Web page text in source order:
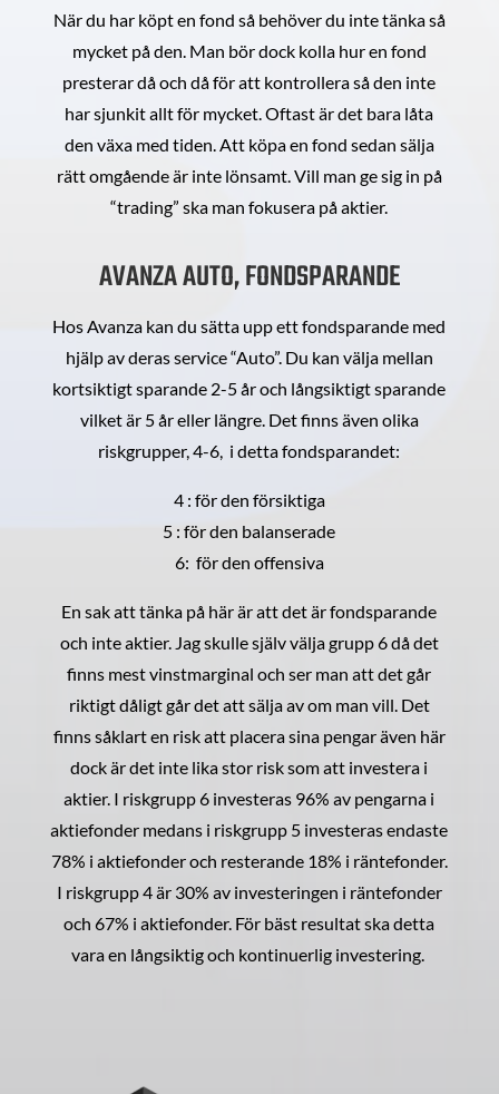
När du har köpt en fond så behöver du inte tänka så
mycket på den. Man bör dock kolla hur en fond
presterar då och då för att kontrollera så den inte
har sjunkit allt för mycket. Oftast är det bara låta
den växa med tiden. Att köpa en fond sedan sälja
rätt omgående är inte lönsamt. Vill man ge sig in på
“trading” ska man fokusera på aktier.
AVANZA AUTO, FONDSPARANDE
Hos Avanza kan du sätta upp ett fondsparande med
hjälp av deras service “Auto”. Du kan välja mellan
kortsiktigt sparande 2-5 år och långsiktigt sparande
vilket är 5 år eller längre. Det finns även olika
riskgrupper, 4-6, i detta fondsparandet:
4 : för den försiktiga
5 : för den balanserade
6: för den offensiva
En sak att tänka på här är att det är fondsparande
och inte aktier. Jag skulle själv välja grupp 6 då det
finns mest vinstmarginal och ser man att det går
riktigt dåligt går det att sälja av om man vill. Det
finns såklart en risk att placera sina pengar även här
dock är det inte lika stor risk som att investera i
aktier. I riskgrupp 6 investeras 96% av pengarna i
aktiefonder medans i riskgrupp 5 investeras endaste
78% i aktiefonder och resterande 18% i räntefonder.
I riskgrupp 4 är 30% av investeringen i räntefonder
och 67% i aktiefonder. För bäst resultat ska detta
vara en långsiktig och kontinuerlig investering.